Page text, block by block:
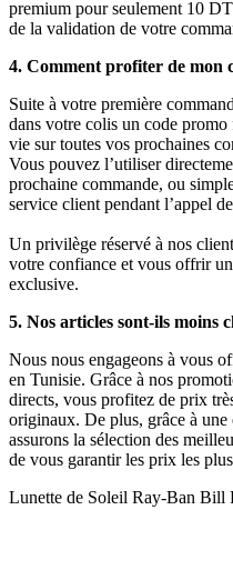
premium pour seulement 10
de la validation de votre
4. Comment profiter de mon
Suite à votre première
dans votre colis un code
vie sur toutes vos prochaines
Vous pouvez l’utiliser
prochaine commande, ou
service client pendant l’appel
Un privilège réservé à nos
votre confiance et vous offrir
exclusive.
5. Nos articles sont-ils moins
Nous nous engageons à vous
en Tunisie. Grâce à nos
directs, vous profitez de prix
originaux. De plus, grâce à une
assurons la sélection des
de vous garantir les prix les
Lunette de Soleil Ray-Ban Bill